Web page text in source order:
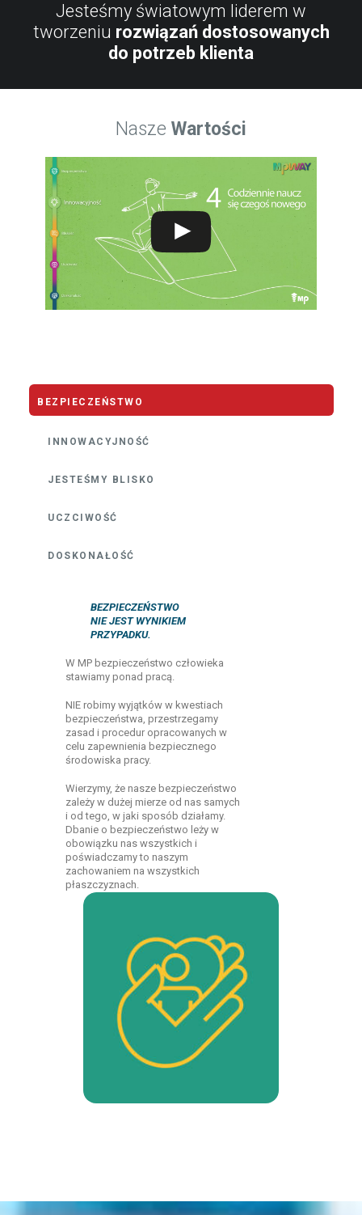
Jesteśmy światowym liderem w
tworzeniu rozwiązań dostosowanych
do potrzeb klienta
Nasze Wartości
BEZPIECZEŃSTWO
INNOWACYJNOŚĆ
JESTEŚMY BLISKO
UCZCIWOŚĆ
DOSKONAŁOŚĆ
BEZPIECZEŃSTWO
NIE JEST WYNIKIEM
PRZYPADKU.
W MP bezpieczeństwo człowieka
stawiamy ponad pracą.
NIE robimy wyjątków w kwestiach
bezpieczeństwa, przestrzegamy
zasad i procedur opracowanych w
celu zapewnienia bezpiecznego
środowiska pracy.
Wierzymy, że nasze bezpieczeństwo
zależy w dużej mierze od nas samych
i od tego, w jaki sposób działamy.
Dbanie o bezpieczeństwo leży w
obowiązku nas wszystkich i
poświadczamy to naszym
zachowaniem na wszystkich
płaszczyznach.